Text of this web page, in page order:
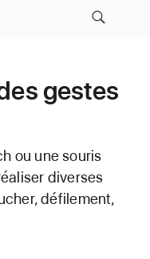
gestes
ou une souris
diverses
défilement,